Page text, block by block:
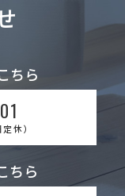
ちら
休）
ちら